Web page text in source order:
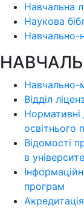
Навчальна
Наукова
Навчально-
Навчально-
Відділ
Нормативні
освітнього
Відомості
в
програм